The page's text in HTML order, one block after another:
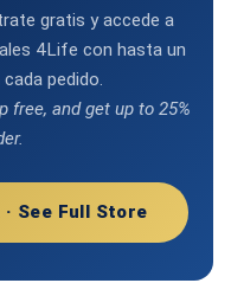
gratis y accede a
4Life con hasta un
pedido.
free, and get up to 25%
See Full Store